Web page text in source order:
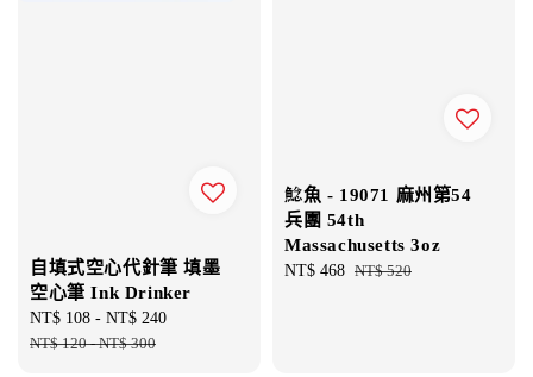
自填式空心代針筆 填墨
空心筆 Ink Drinker
Sale
price
NT$ 108 - NT$ 240
NT$ 120-NT$ 300
鯰魚 - 19071 麻州第54
兵團 54th
Massachusetts 3oz
Sale
NT$ 468 Regular
NT$ 520